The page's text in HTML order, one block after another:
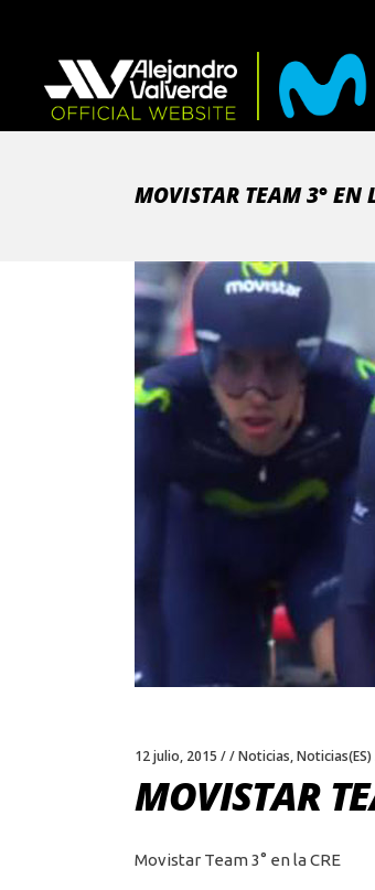
MOVISTAR TEAM 3° EN
12 julio, 2015 Noticias,Noticias(ES)
MOVISTAR
Movistar Team 3° en la CRE